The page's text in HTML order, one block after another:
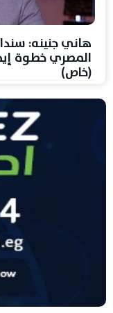
هاني جنينه:
المصري خطوة
(خاص)